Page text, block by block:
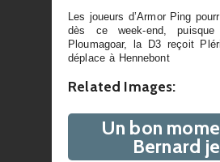
Les joueurs d’Armor Ping
dès ce week-end,
Ploumagoar, la D3 reçoit
déplace à Hennebont
Related Images:
Un bon
Bernard